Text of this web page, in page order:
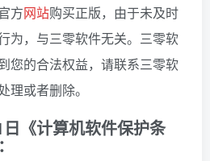
方网站购买正版，由于未及时
为，与三零软件无关。三零软
您的合法权益，请联系三零软
理或者删除。
《计算机软件保护条